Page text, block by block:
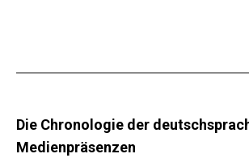
Die Chronologie der
Medienpräsenzen